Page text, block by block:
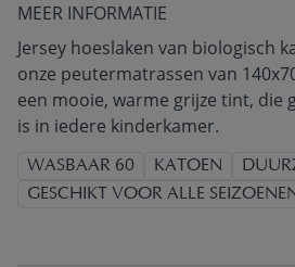
MEER INFORMATIE
Jersey hoeslaken van biologisch
onze peutermatrassen van
een mooie, warme grijze tint, die
is in iedere kinderkamer.
WASBAAR 60 KATOEN
GESCHIKT VOOR ALLE